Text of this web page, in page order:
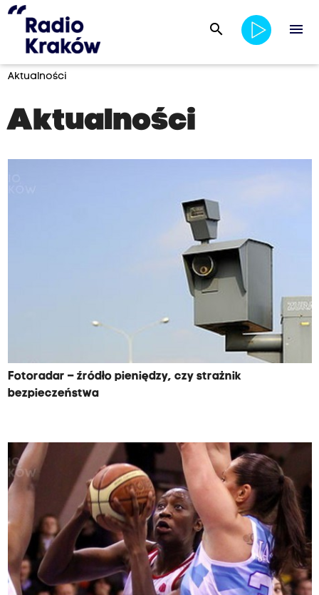
search menu
Aktualności
Aktualności
Fotoradar – źródło pieniędzy, czy strażnik
bezpieczeństwa